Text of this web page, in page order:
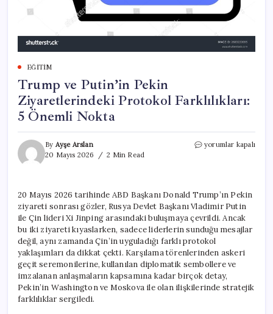
EĞITIM
Trump ve Putin’in Pekin
Ziyaretlerindeki Protokol Farklılıkları:
5 Önemli Nokta
By Ayşe Arslan
20 Mayıs 2026
2 Min Read
Trump
Protokol
Farklılıkları:
5
Önemli
Nokta
yorumlar kapalı
20 Mayıs 2026 tarihinde ABD Başkanı Donald Trump’ın Pekin
ziyareti sonrası gözler, Rusya Devlet Başkanı Vladimir Putin
ile Çin lideri Xi Jinping arasındaki buluşmaya çevrildi. Ancak
bu iki ziyareti kıyaslarken, sadece liderlerin sunduğu mesajlar
değil, aynı zamanda Çin’in uyguladığı farklı protokol
yaklaşımları da dikkat çekti. Karşılama törenlerinden askeri
geçit seremonilerine, kullanılan diplomatik sembollere ve
imzalanan anlaşmaların kapsamına kadar birçok detay,
Pekin’in Washington ve Moskova ile olan ilişkilerinde stratejik
farklılıklar sergiledi.